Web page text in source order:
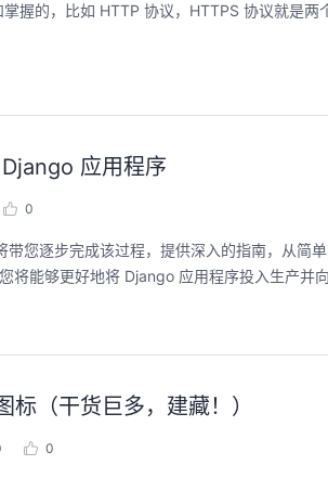
握的，比如 HTTP 协议，HTTPS 协议就是两
应用程序
0
您逐步完成该过程，提供深入的指南，从简
能够更好地将 Django 应用程序投入生产并向
（干货巨多，建藏！）
0